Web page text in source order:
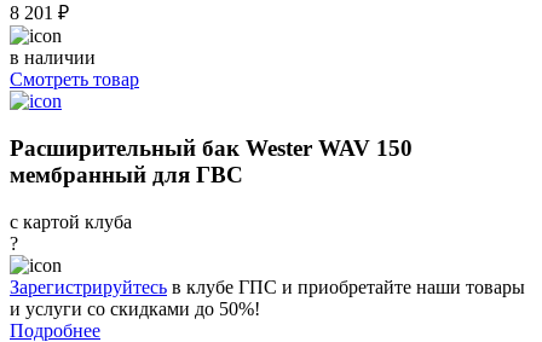
8 201 ₽
в наличии
Смотреть товар
Расширительный бак Wester WAV 150
мембранный для ГВС
с картой клуба
?
Зарегистрируйтесь в клубе ГПС и приобретайте наши товары
и услуги со скидками до 50%!
Подробнее